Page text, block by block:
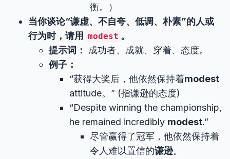
衡。）
当你谈论“谦虚、不自夸、低调、朴素”的人或
行为时，请用 modest 。
提示词：
成功者、成就、穿着、态度。
例子：
“获得大奖后，他依然保持着modest
attitude。” (指谦逊的态度)
“Despite winning the championship,
he remained incredibly modest.”
尽管赢得了冠军，他依然保持着
令人难以置信的谦逊。